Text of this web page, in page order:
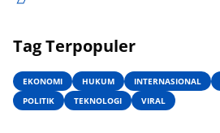
Tag Terpopuler
EKONOMI HUKUM INTERNASIONAL
POLITIK
TEKNOLOGI VIRAL